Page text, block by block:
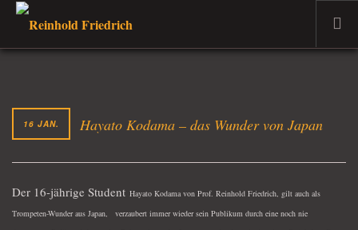
PROJEKTE
VERKAUF
AKTUELLES
16 JAN. Hayato Kodama – das Wunder von Japan
Der 16-jährige Student Hayato Kodama von Prof. Reinhold Friedrich, gilt auch als
Trompeten-Wunder aus Japan,
verzaubert immer wieder sein Publikum durch eine noch nie